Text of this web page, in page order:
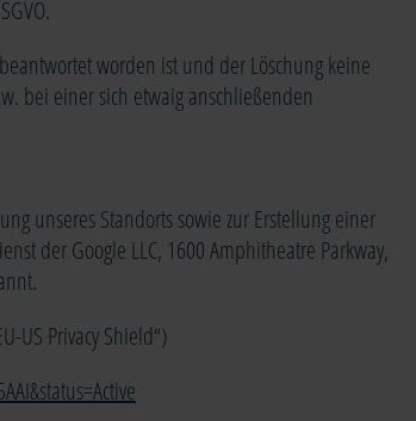
worden ist und der Löschung keine
bei einer sich etwaig anschließenden
unseres Standorts sowie zur Erstellung einer
der Google LLC, 1600 Amphitheatre Parkway,
US Privacy Shield“)